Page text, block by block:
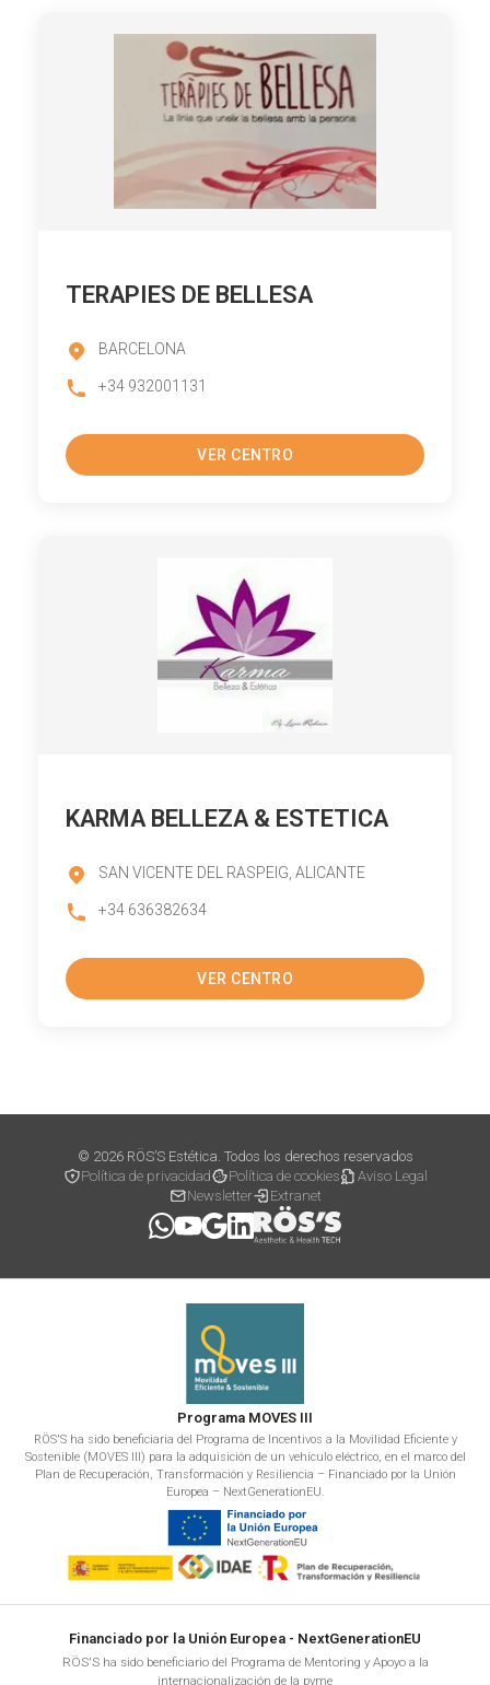
TERAPIES DE BELLESA
BARCELONA
+34 932001131
VER CENTRO
KARMA BELLEZA & ESTETICA
SAN VICENTE DEL RASPEIG, ALICANTE
+34 636382634
VER CENTRO
© 2026 RÖS’S Estética. Todos los derechos reservados
Política de privacidad
Política de cookies
Aviso Legal
Newsletter
Extranet
Programa MOVES III
RÖS'S ha sido beneficiaria del Programa de Incentivos a la Movilidad Eficiente y
Sostenible (MOVES III) para la adquisición de un vehículo eléctrico, en el marco del
Plan de Recuperación, Transformación y Resiliencia – Financiado por la Unión
Europea – NextGenerationEU.
Financiado por la Unión Europea - NextGenerationEU
RÖS'S ha sido beneficiario del Programa de Mentoring y Apoyo a la
internacionalización de la pyme